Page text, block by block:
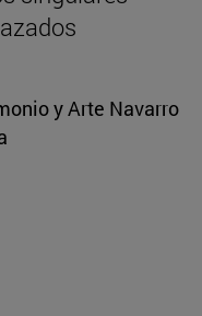
y Arte Navarro